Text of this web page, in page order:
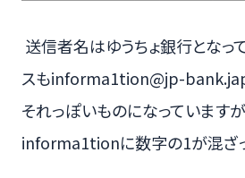
送信者名はゆうちょ銀行となっ
スもinforma1tion@jp-
それっぽいものになっていますが
informa1tionに数字の1が混ざっ